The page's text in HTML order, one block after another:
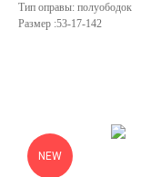
Тип оправы: полуободок
Размер :53-17-142
NEW